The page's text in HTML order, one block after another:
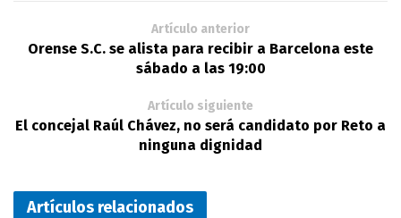
Artículo anterior
Orense S.C. se alista para recibir a Barcelona este
sábado a las 19:00
Artículo siguiente
El concejal Raúl Chávez, no será candidato por Reto a
ninguna dignidad
Artículos relacionados